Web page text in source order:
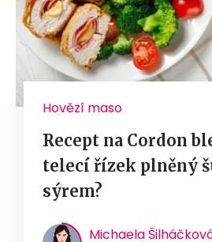
Hovězí maso
Recept na Cordon
telecí řízek plněný
sýrem?
Michaela